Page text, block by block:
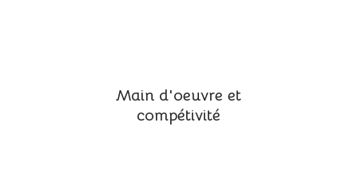
Main d'oeuvre et
compétivité